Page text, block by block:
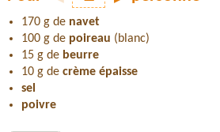
170 g de navet
100 g de poireau (blanc)
15 g de beurre
10 g de crème épaisse
sel
poivre